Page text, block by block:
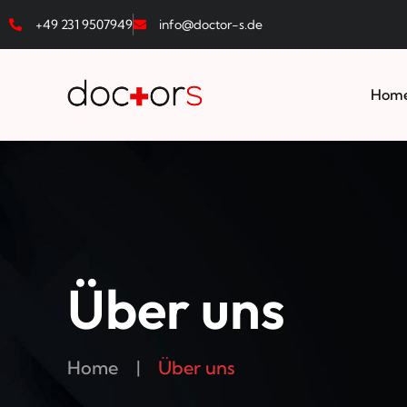
+49 231 9507949 info@doctor-s.de
Über uns
Home | Über uns